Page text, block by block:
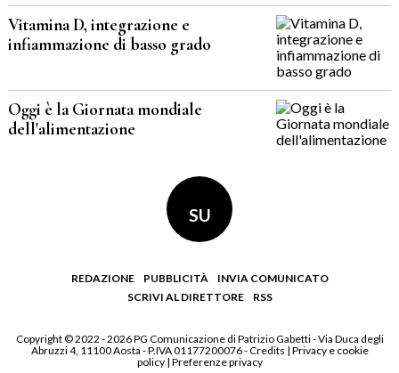
Vitamina D, integrazione e
infiammazione di basso grado
Oggi è la Giornata mondiale
dell'alimentazione
SU
REDAZIONE PUBBLICITÀ
INVIA COMUNICATO
SCRIVI AL DIRETTORE
RSS
Copyright © 2022 - 2026 PG Comunicazione di Patrizio Gabetti - Via Duca degli
Abruzzi 4, 11100 Aosta - P.IVA 01177200076 -Credits | Privacy e cookie
policy| Preferenze privacy